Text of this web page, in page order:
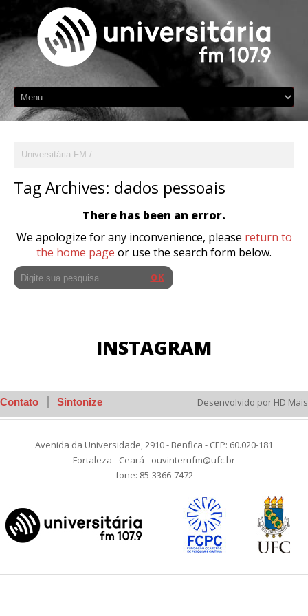
Universitária FM
Tag Archives: dados pessoais
There has been an error.
We apologize for any inconvenience, please return to
the home page or use the search form below.
INSTAGRAM
Contato Sintonize Desenvolvido por HD Mais
Avenida da Universidade, 2910 - Benfica - CEP: 60.020-181
Fortaleza - Ceará - ouvinterufm@ufc.br
fone: 85-3366-7472